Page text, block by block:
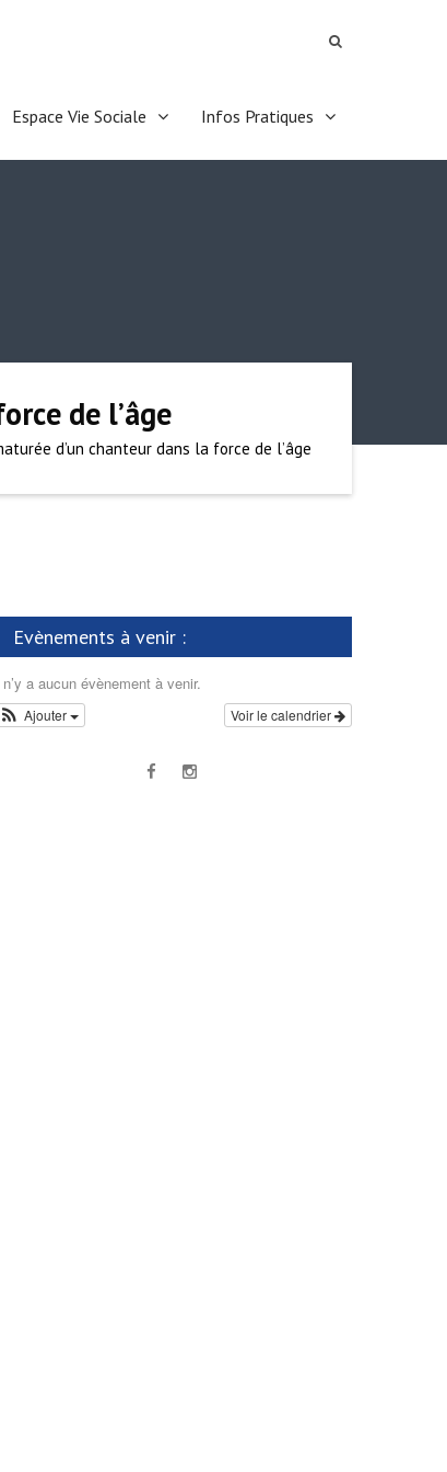
Espace Vie Sociale Infos Pratiques
de l’âge
d’un chanteur dans la force de l’âge
Evènements à venir :
a aucun évènement à venir.
Voir le calendrier
Ajouter